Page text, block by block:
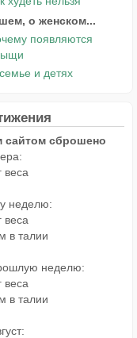
о женском...
появляются
и детях
сайтом сброшено
веса
неделю:
веса
в талии
неделю:
веса
в талии